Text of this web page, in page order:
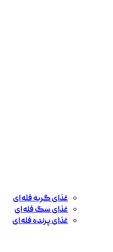
غذای گربه فله ای
غذای سگ فله ای
غذای پرنده فله ای